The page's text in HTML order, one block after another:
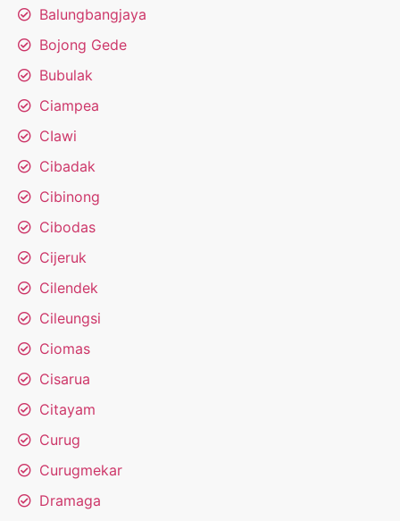
Balungbangjaya
Bojong Gede
Bubulak
Ciampea
CIawi
Cibadak
Cibinong
Cibodas
Cijeruk
Cilendek
Cileungsi
Ciomas
Cisarua
Citayam
Curug
Curugmekar
Dramaga